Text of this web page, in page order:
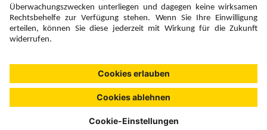
Fairness und
Unsere Inhalte: Standards und
Meldung
Copyright © 2026 DERTOUR Austria GmbH